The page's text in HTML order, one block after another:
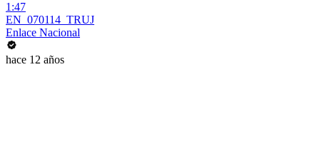
1:47
EN_070114_TRUJ
Enlace Nacional
hace 12 años